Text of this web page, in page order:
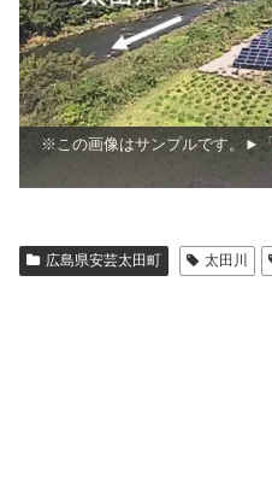
※この画像はサンプルです。►「
広島県安芸太田町 太田川